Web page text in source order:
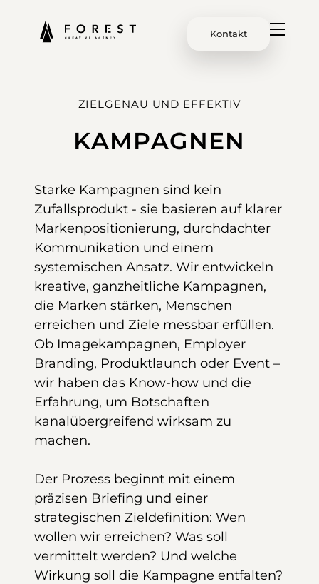
Kontakt
ZIELGENAU UND EFFEKTIV
KAMPAGNEN
Starke Kampagnen sind kein
Zufallsprodukt - sie basieren auf klarer
Markenpositionierung, durchdachter
Kommunikation und einem
systemischen Ansatz. Wir entwickeln
kreative, ganzheitliche Kampagnen,
die Marken stärken, Menschen
erreichen und Ziele messbar erfüllen.
Ob Imagekampagnen, Employer
Branding, Produktlaunch oder Event –
wir haben das Know-how und die
Erfahrung, um Botschaften
kanalübergreifend wirksam zu
machen.
Der Prozess beginnt mit einem
präzisen Briefing und einer
strategischen Zieldefinition: Wen
wollen wir erreichen? Was soll
vermittelt werden? Und welche
Wirkung soll die Kampagne entfalten?